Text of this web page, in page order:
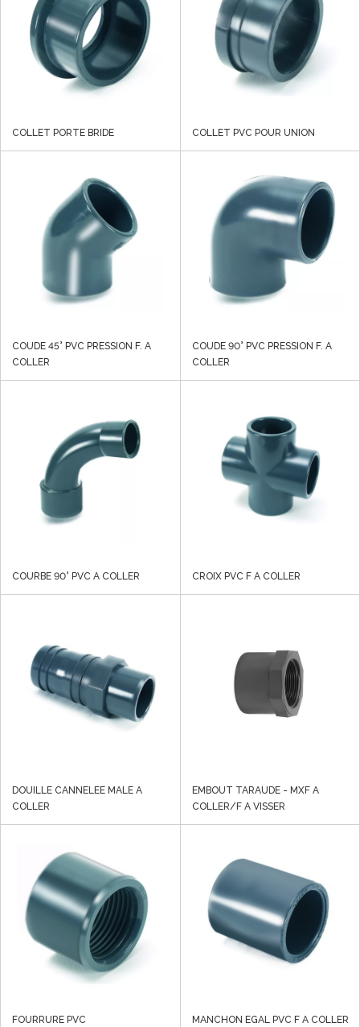
COLLET PORTE BRIDE COLLET PVC POUR UNION
COUDE 45° PVC PRESSION F. A
COLLER
COUDE 90° PVC PRESSION F. A
COLLER
COURBE 90° PVC A COLLER CROIX PVC F A COLLER
DOUILLE CANNELEE MALE A
COLLER
EMBOUT TARAUDE - MXF A
COLLER/F A VISSER
FOURRURE PVC MANCHON EGAL PVC F A COLLER